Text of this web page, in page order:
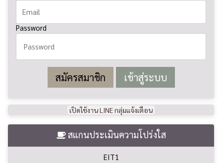
Password
สมัครสมาชิก
เปิดใช้งาน LINE กลุ่มแจ้งเตือน
สแกนประเมินความโปร่งใส
EIT1